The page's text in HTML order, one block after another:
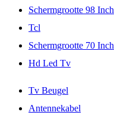
Schermgrootte 98 Inch
Tcl
Schermgrootte 70 Inch
Hd Led Tv
Tv Beugel
Antennekabel